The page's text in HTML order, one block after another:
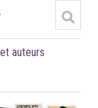
auteurs